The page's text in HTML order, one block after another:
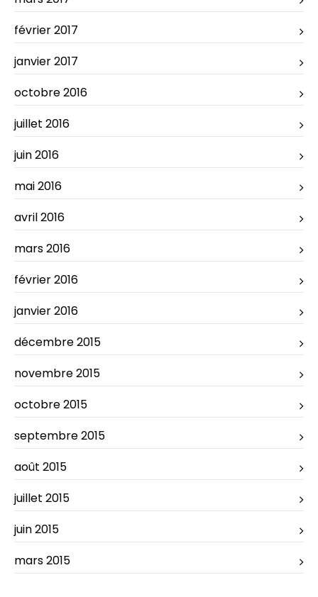
février 2017
janvier 2017
octobre 2016
juillet 2016
juin 2016
mai 2016
avril 2016
mars 2016
février 2016
janvier 2016
décembre 2015
novembre 2015
octobre 2015
septembre 2015
août 2015
juillet 2015
juin 2015
mars 2015